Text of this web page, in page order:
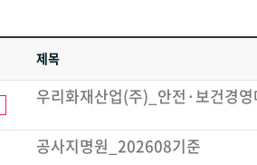
제목
우리화재산업(주)_안전·보건경
공사지명원_202608기준